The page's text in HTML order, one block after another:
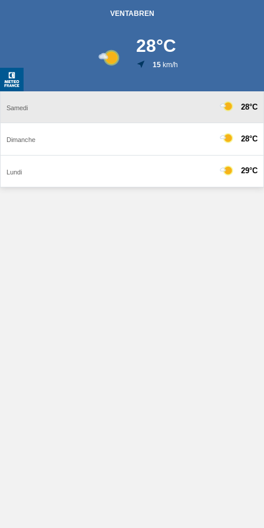
VENTABREN
28°C
15km/h
Samedi 28°C
Dimanche 28°C
Lundi 29°C